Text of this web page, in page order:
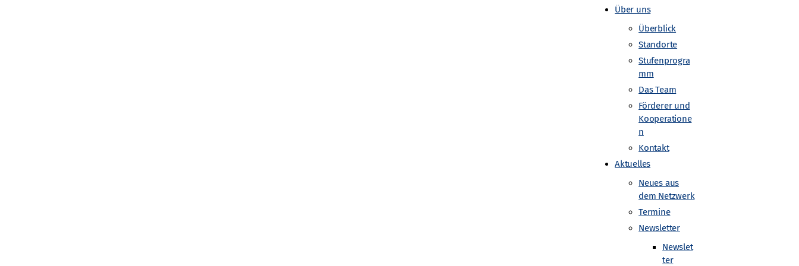
Über uns
Überblick
Standorte
Stufenprogra
mm
Das Team
Förderer und
Kooperatione
n
Kontakt
Aktuelles
Neues aus
dem Netzwerk
Termine
Newsletter
Newslet
ter